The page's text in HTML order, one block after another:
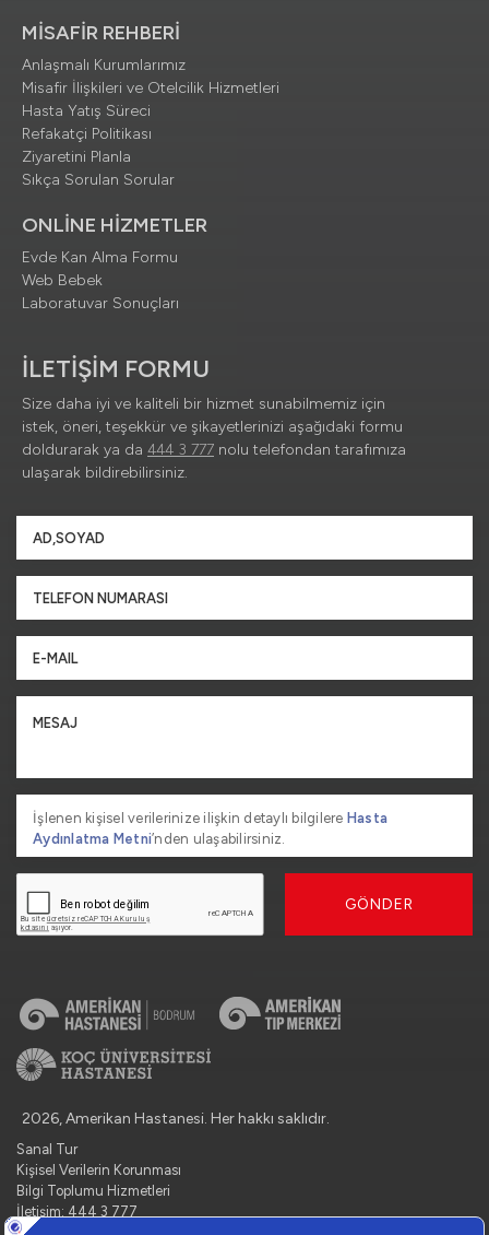
MİSAFİR REHBERİ
Anlaşmalı Kurumlarımız
Misafir İlişkileri ve Otelcilik Hizmetleri
Hasta Yatış Süreci
Refakatçi Politikası
Ziyaretini Planla
Sıkça Sorulan Sorular
ONLİNE HİZMETLER
Evde Kan Alma Formu
Web Bebek
Laboratuvar Sonuçları
İLETİŞİM FORMU
Size daha iyi ve kaliteli bir hizmet sunabilmemiz için
istek, öneri, teşekkür ve şikayetlerinizi aşağıdaki formu
doldurarak ya da 444 3 777 nolu telefondan tarafımıza
ulaşarak bildirebilirsiniz.
İşlenen kişisel verilerinize ilişkin detaylı bilgilere Hasta
Aydınlatma Metni’nden ulaşabilirsiniz.
GÖNDER
2026, Amerikan Hastanesi. Her hakkı saklıdır.
Sanal Tur
Kişisel Verilerin Korunması
Bilgi Toplumu Hizmetleri
İletişim: 444 3 777